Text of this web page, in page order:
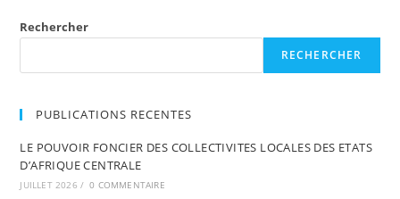
Rechercher
RECHERCHER
PUBLICATIONS RECENTES
LE POUVOIR FONCIER DES COLLECTIVITES LOCALES DES ETATS
D’AFRIQUE CENTRALE
JUILLET 2026 / 0 COMMENTAIRE